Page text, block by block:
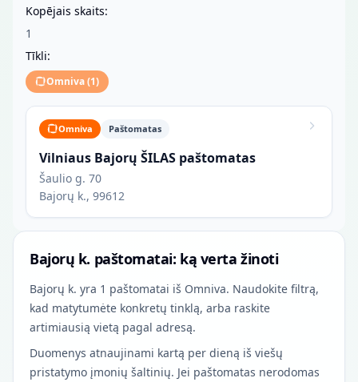
Kopējais skaits:
1
Tīkli:
Omniva(1)
Omniva Paštomatas
Vilniaus Bajorų ŠILAS paštomatas
Šaulio g. 70
Bajorų k., 99612
Bajorų k. paštomatai: ką verta žinoti
Bajorų k. yra 1 paštomatai iš Omniva. Naudokite filtrą,
kad matytumėte konkretų tinklą, arba raskite
artimiausią vietą pagal adresą.
Duomenys atnaujinami kartą per dieną iš viešų
pristatymo įmonių šaltinių. Jei paštomatas nerodomas